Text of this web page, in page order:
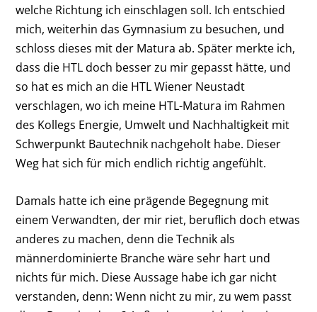
welche Richtung ich einschlagen soll. Ich entschied
mich, weiterhin das Gymnasium zu besuchen, und
schloss dieses mit der Matura ab. Später merkte ich,
dass die HTL doch besser zu mir gepasst hätte, und
so hat es mich an die HTL Wiener Neustadt
verschlagen, wo ich meine HTL-Matura im Rahmen
des Kollegs Energie, Umwelt und Nachhaltigkeit mit
Schwerpunkt Bautechnik nachgeholt habe. Dieser
Weg hat sich für mich endlich richtig angefühlt.
Damals hatte ich eine prägende Begegnung mit
einem Verwandten, der mir riet, beruflich doch etwas
anderes zu machen, denn die Technik als
männerdominierte Branche wäre sehr hart und
nichts für mich. Diese Aussage habe ich gar nicht
verstanden, denn: Wenn nicht zu mir, zu wem passt